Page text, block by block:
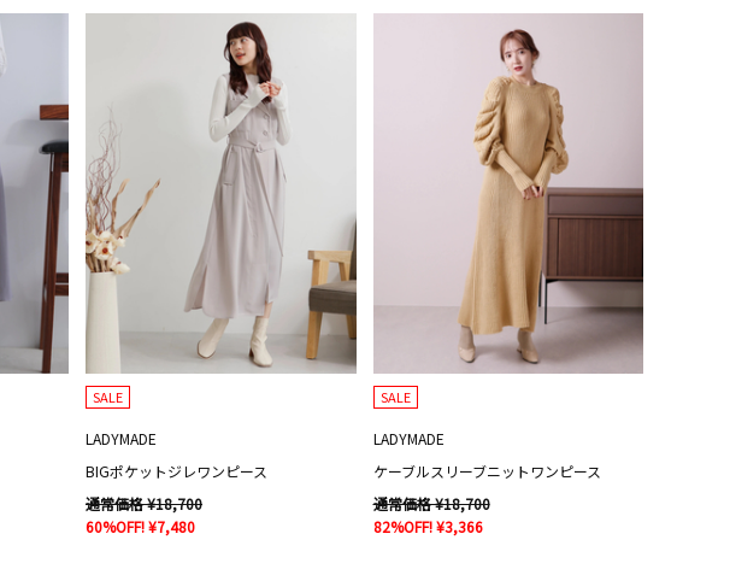
SALE
LADYMADE
BIGポケットジレワンピース
通常価格 ¥18,700
60%OFF! ¥7,480
SALE
LADYMADE
ケーブルスリーブニットワンピース
通常価格 ¥18,700
82%OFF! ¥3,366